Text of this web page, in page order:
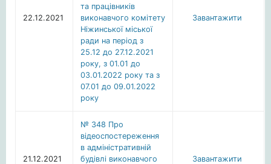
22.12.2021
та працівників
виконавчого комітету
Ніжинської міської
ради на період з
25.12 до 27.12.2021
року, з 01.01 до
03.01.2022 року та з
07.01 до 09.01.2022
року
Завантажити
21.12.2021
№ 348 Про
відеоспостереження
в адміністративній
будівлі виконавчого
Завантажити